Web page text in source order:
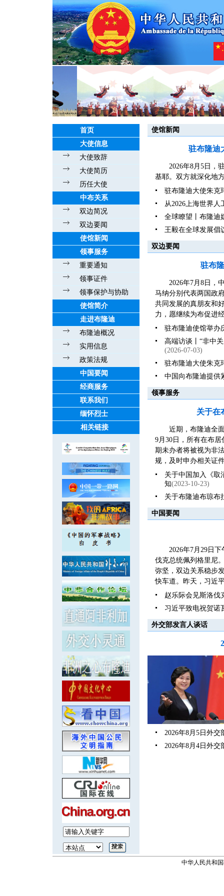
首页
大使信息
大使致辞
大使简历
历任大使
中布关系
双边简况
双边要闻
使馆新闻
领事服务
重要通知
领事证件
领事保护与协助
使馆简介
走进布隆迪
布隆迪概况
实用信息
政策法规
中国要闻
经商服务
联系我们
缅怀烈士
相关链接
使馆新闻
驻布隆迪
2026年8月5日，
基耶。双方就深化地
驻布隆迪大使朱克
从2026上海世界
全球瞭望丨布隆迪
王毅在全球发展倡
双边要闻
驻布
2026年7月8日，
马纳分别代表两国政
共同发展的真朋友和
力，愿继续为布促进
驻布隆迪使馆举办
高端访谈丨“非中
(2026-07-03)
驻布隆迪大使朱克
中国向布隆迪提供
领事服务
关于在
近期，布隆迪全
9月30日，所有在布
期未办者将被视为非
规，及时申办相关证
关于中国加入《取
知(2023-10-23)
关于布隆迪布琼布
中国要闻
2026年7月29日
伐克总统佩列格里尼
弥坚，双边关系稳步
快车道。昨天，习近
赵乐际会见斯洛伐
习近平致电祝贺诺
外交部发言人谈话
2026年8月5日外
2026年8月4日外
中华人民共和